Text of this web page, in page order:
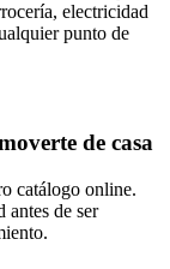
electricidad
punto de
de casa
catálogo online.
antes de ser